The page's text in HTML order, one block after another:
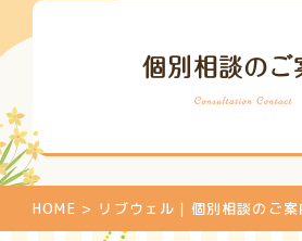
FP相談室について
マネーセミナーのご案内
個別相談のご
HOME > リブウェル｜個別相談のご案